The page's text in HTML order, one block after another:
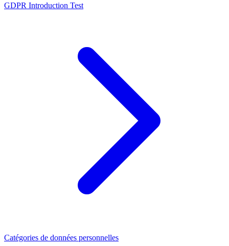
GDPR Introduction Test
Catégories de données personnelles